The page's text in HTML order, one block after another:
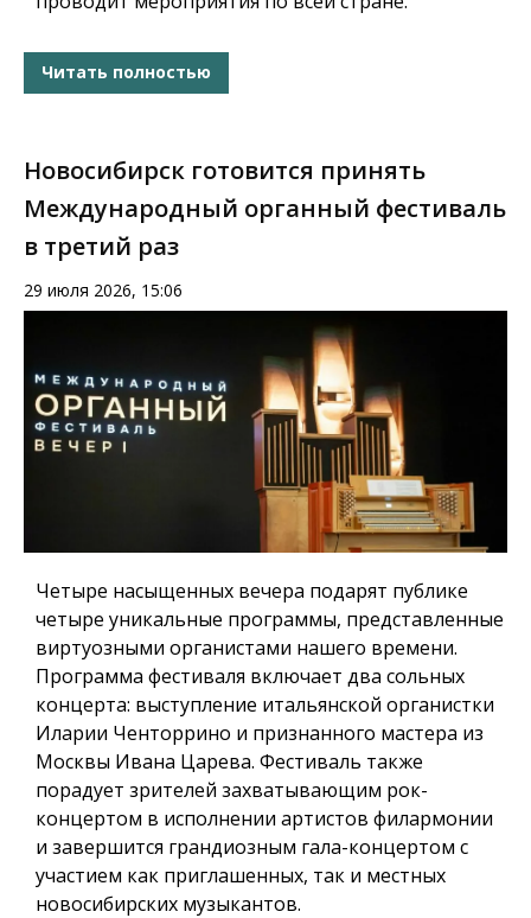
Читать полностью
Новосибирск готовится принять
Международный органный фестиваль
в третий раз
29 июля 2026, 15:06
Четыре насыщенных вечера подарят публике
четыре уникальные программы, представленные
виртуозными органистами нашего времени.
Программа фестиваля включает два сольных
концерта: выступление итальянской органистки
Иларии Ченторрино и признанного мастера из
Москвы Ивана Царева. Фестиваль также
порадует зрителей захватывающим рок-
концертом в исполнении артистов филармонии
и завершится грандиозным гала-концертом с
участием как приглашенных, так и местных
новосибирских музыкантов.